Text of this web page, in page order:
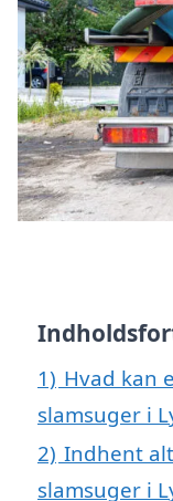
1) Hvad kan
slamsuger i
2) Indhent
slamsuger i